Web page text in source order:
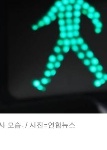
모습. / 사진=연합뉴스